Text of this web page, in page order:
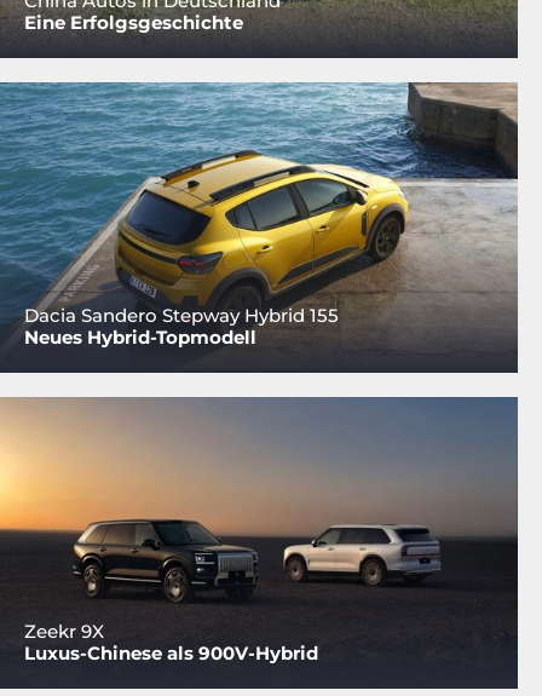
Eine Erfolgsgeschichte
Dacia Sandero Stepway Hybrid 155
Neues Hybrid-Topmodell
Zeekr 9X
Luxus-Chinese als 900V-Hybrid